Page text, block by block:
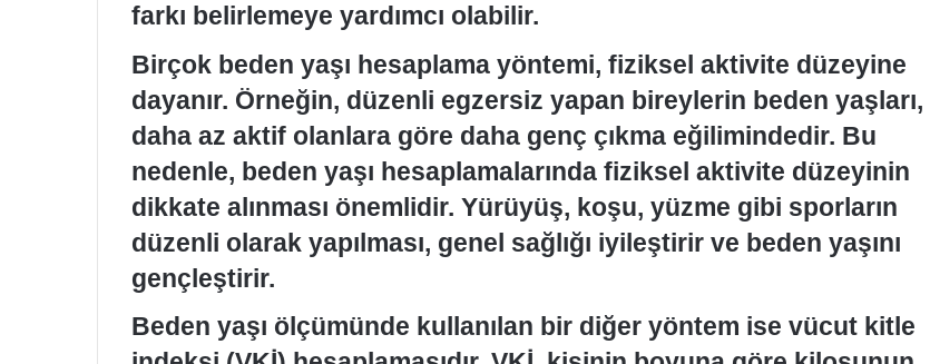
farkı belirlemeye yardımcı olabilir.
Birçok beden yaşı hesaplama yöntemi, fiziksel aktivite düzeyine
dayanır. Örneğin, düzenli egzersiz yapan bireylerin beden yaşları,
daha az aktif olanlara göre daha genç çıkma eğilimindedir. Bu
nedenle, beden yaşı hesaplamalarında fiziksel aktivite düzeyinin
dikkate alınması önemlidir. Yürüyüş, koşu, yüzme gibi sporların
düzenli olarak yapılması, genel sağlığı iyileştirir ve beden yaşını
gençleştirir.
Beden yaşı ölçümünde kullanılan bir diğer yöntem ise vücut kitle